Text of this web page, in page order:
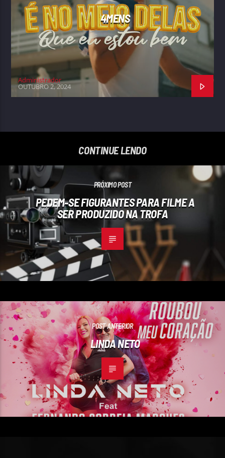
4MENS
Administrador
OUTUBRO 2, 2024
CONTINUE LENDO
PRÓXIMO POST
PEDEM-SE FIGURANTES PARA FILME A
SER PRODUZIDO NA TROFA
POST ANTERIOR
LINDA NETO